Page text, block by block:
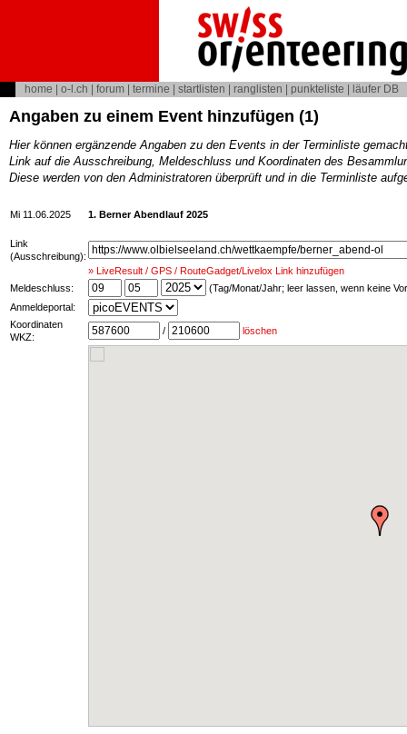
home o-l.ch forum termine startlisten ranglisten punkteliste läufer DB
Angaben zu einem Event hinzufügen (1)
Hier können ergänzende Angaben zu den Events in der Terminliste
Link auf die Ausschreibung, Meldeschluss und Koordinaten des
Diese werden von den Administratoren überprüft und in die Terminliste
Mi 11.06.2025 1. Berner Abendlauf 2025
Link
(Ausschreibung):
» LiveResult / GPS / RouteGadget/Livelox Link hinzufügen
Meldeschluss:
(Tag/Monat/Jahr; leer lassen, wenn keine
Anmeldeportal:
Koordinaten
WKZ:
/ löschen